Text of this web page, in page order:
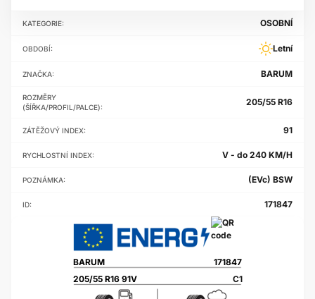
KATEGORIE: OSOBNÍ
OBDOBÍ: Letní
ZNAČKA: BARUM
ROZMĚRY
(ŠÍŘKA/PROFIL/PALCE):
205/55 R16
ZÁTĚŽOVÝ INDEX: 91
RYCHLOSTNÍ INDEX: V - do 240 KM/H
POZNÁMKA: (EVc) BSW
ID: 171847
205/55 R16 91V
BARUM 171847
C1